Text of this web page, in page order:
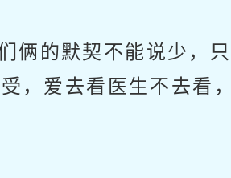
的默契不能说少，只
，爱去看医生不去看